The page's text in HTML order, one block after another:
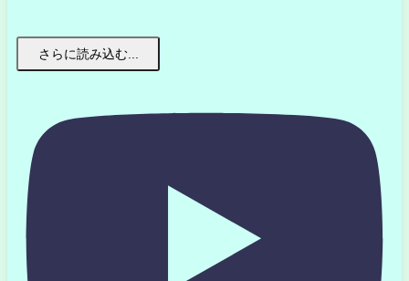
さらに読み込む...